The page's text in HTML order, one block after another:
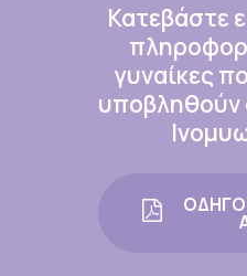
Κατεβάστε
γυναίκες
υποβληθούν
ΟΔΗΓΟ